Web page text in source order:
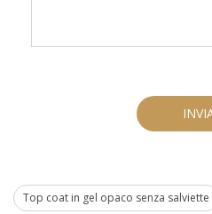
Top coat in gel opaco senza salviette